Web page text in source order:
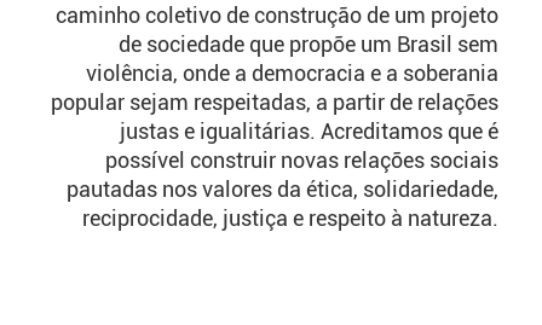
caminho coletivo de construção de um projeto
de sociedade que propõe um Brasil sem
violência, onde a democracia e a soberania
popular sejam respeitadas, a partir de relações
justas e igualitárias. Acreditamos que é
possível construir novas relações sociais
pautadas nos valores da ética, solidariedade,
reciprocidade, justiça e respeito à natureza.